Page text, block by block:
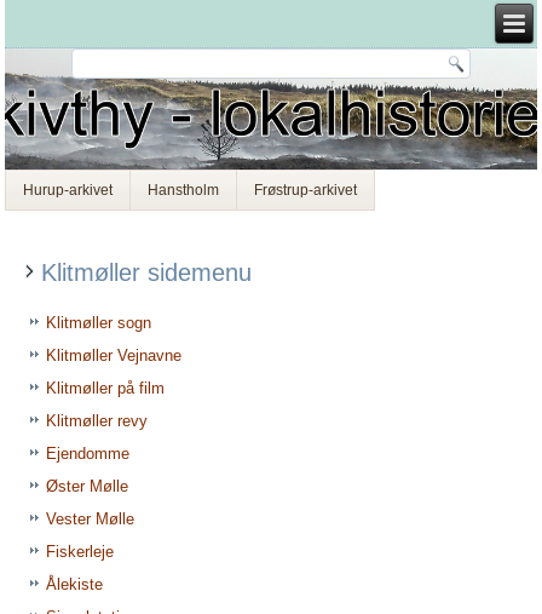
Hurup-arkivet Hanstholm Frøstrup-arkivet
Klitmøller sidemenu
Klitmøller sogn
Klitmøller Vejnavne
Klitmøller på film
Klitmøller revy
Ejendomme
Øster Mølle
Vester Mølle
Fiskerleje
Ålekiste